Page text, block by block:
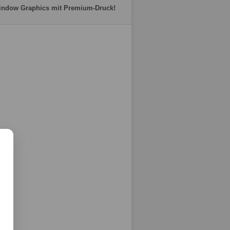
Graphics mit Premium-Druck!